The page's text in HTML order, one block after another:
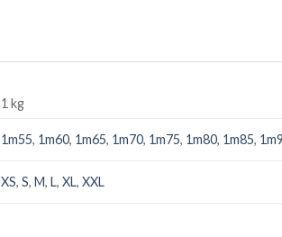
1 kg
1m55, 1m60, 1m65, 1m70, 1m75, 1m80, 1m85,
XS,S,M,L,XL,XXL